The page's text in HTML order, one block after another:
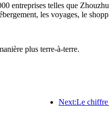
entreprises telles que
les voyages, le
plus terre-à-terre.